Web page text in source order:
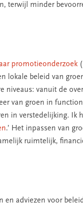
terwijl minder
promotieonderzoek
lokale beleid van
niveaus: vanuit de
van groen in
in verstedelijking. Ik
.’ Het inpassen van
ruimtelijk,
en adviezen voor
‘Met een
kun je de
helpen’